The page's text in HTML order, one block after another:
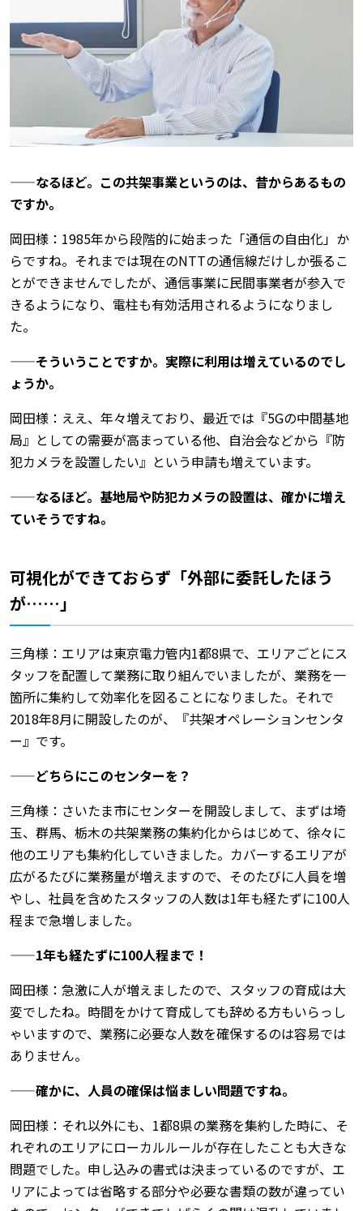
——なるほど。この共架事業というのは、昔からあるもの
ですか。
岡田様：1985年から段階的に始まった「通信の自由化」か
らですね。それまでは現在のNTTの通信線だけしか張るこ
とができませんでしたが、通信事業に民間事業者が参入で
きるようになり、電柱も有効活用されるようになりまし
た。
——そういうことですか。実際に利用は増えているのでし
ょうか。
岡田様：ええ、年々増えており、最近では『5Gの中間基地
局』としての需要が高まっている他、自治会などから『防
犯カメラを設置したい』という申請も増えています。
——なるほど。基地局や防犯カメラの設置は、確かに増え
ていそうですね。
可視化ができておらず「外部に委託したほう
が……」
三角様：エリアは東京電力管内1都8県で、エリアごとにス
タッフを配置して業務に取り組んでいましたが、業務を一
箇所に集約して効率化を図ることになりました。それで
2018年8月に開設したのが、『共架オペレーションセンタ
ー』です。
——どちらにこのセンターを？
三角様：さいたま市にセンターを開設しまして、まずは埼
玉、群馬、栃木の共架業務の集約化からはじめて、徐々に
他のエリアも集約化していきました。カバーするエリアが
広がるたびに業務量が増えますので、そのたびに人員を増
やし、社員を含めたスタッフの人数は1年も経たずに100人
程まで急増しました。
——1年も経たずに100人程まで！
岡田様：急激に人が増えましたので、スタッフの育成は大
変でしたね。時間をかけて育成しても辞める方もいらっし
ゃいますので、業務に必要な人数を確保するのは容易では
ありません。
——確かに、人員の確保は悩ましい問題ですね。
岡田様：それ以外にも、1都8県の業務を集約した時に、そ
れぞれのエリアにローカルルールが存在したことも大きな
問題でした。申し込みの書式は決まっているのですが、エ
リアによっては省略する部分や必要な書類の数が違ってい